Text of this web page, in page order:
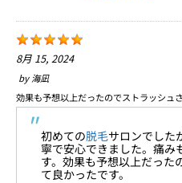
8月 15, 2024
by海凪
効果も予想以上だったのでストラッシュ
初めての脱毛サロンでした
寧で安心できました。痛み
す。効果も予想以上だった
て良かったです。